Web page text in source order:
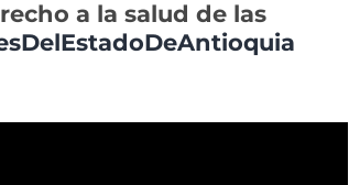
a la salud de las